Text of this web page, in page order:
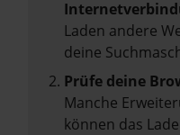
Laden andere
deine
Prüfe deine
Manche
können das